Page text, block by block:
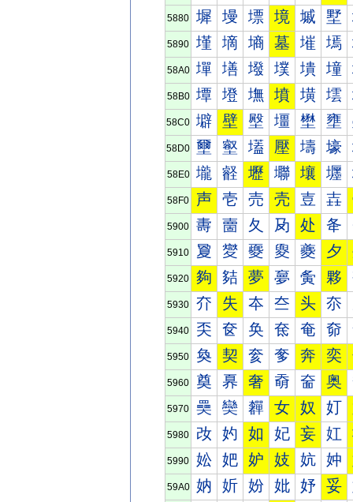
5880 墀 墁 墂 境 墄 墅
5890 墐 墑 墒 墓 墔 墕
58A0 墠 墡 墢 墣 墤 墥
58B0 墰 墱 墲 墳 墴 墵
58C0 壀 壁 壂 壃 壄 壅
58D0 壐 壑 壒 壓 壔 壕
58E0 壠 壡 壢 壣 壤 壥
58F0 声 壱 売 壳 壴 壵
5900 夀 夁 夂 夃 处 夅
5910 夐 夑 夒 夓 夔 夕
5920 夠 夡 夢 夣 夤 夥
5930 夰 失 夲 夳 头 夵
5940 奀 奁 奂 奃 奄 奅
5950 奐 契 奒 奓 奔 奕
5960 奠 奡 奢 奣 奤 奥
5970 奰 奱 奲 女 奴 奵
5980 妀 妁 如 妃 妄 妅
5990 妐 妑 妒 妓 妔 妕
59A0 妠 妡 妢 妣 妤 妥